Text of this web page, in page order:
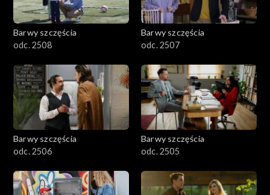
Barwy szczęścia
odc. 2508
Barwy szczęścia
odc. 2507
Barwy szczęścia
odc. 2506
Barwy szczęścia
odc. 2505